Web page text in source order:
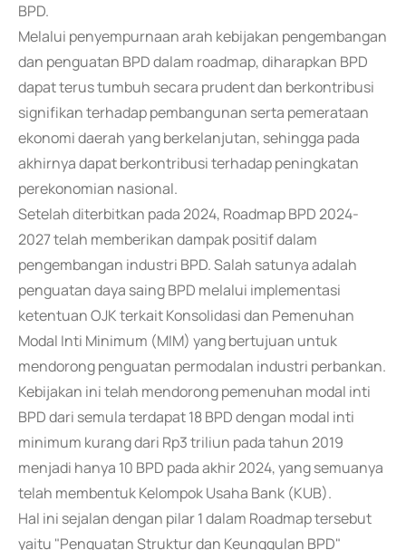
BPD.
Melalui penyempurnaan arah kebijakan pengembangan
dan penguatan BPD dalam roadmap, diharapkan BPD
dapat terus tumbuh secara prudent dan berkontribusi
signifikan terhadap pembangunan serta pemerataan
ekonomi daerah yang berkelanjutan, sehingga pada
akhirnya dapat berkontribusi terhadap peningkatan
perekonomian nasional.
Setelah diterbitkan pada 2024, Roadmap BPD 2024-
2027 telah memberikan dampak positif dalam
pengembangan industri BPD. Salah satunya adalah
penguatan daya saing BPD melalui implementasi
ketentuan OJK terkait Konsolidasi dan Pemenuhan
Modal Inti Minimum (MIM) yang bertujuan untuk
mendorong penguatan permodalan industri perbankan.
Kebijakan ini telah mendorong pemenuhan modal inti
BPD dari semula terdapat 18 BPD dengan modal inti
minimum kurang dari Rp3 triliun pada tahun 2019
menjadi hanya 10 BPD pada akhir 2024, yang semuanya
telah membentuk Kelompok Usaha Bank (KUB).
Hal ini sejalan dengan pilar 1 dalam Roadmap tersebut
yaitu "Penguatan Struktur dan Keunggulan BPD"